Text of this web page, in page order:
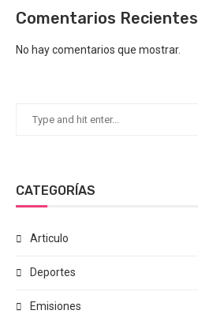
Comentarios Recientes
No hay comentarios que mostrar.
CATEGORÍAS
Articulo
Deportes
Emisiones